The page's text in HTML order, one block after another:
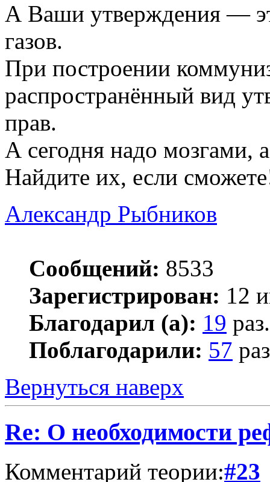
А Ваши утверждения —
газов.
При построении
распространённый вид
прав.
А сегодня надо мозгами,
Найдите их, если
Александр Рыбников
Сообщений: 8533
Зарегистрирован: 12
Благодарил (а): 19 раз.
Поблагодарили: 57
Вернуться наверх
Re: О необходимости
Комментарий теории:#23